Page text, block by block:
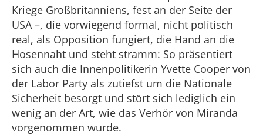
Kriege Großbritanniens, fest an der Seite der
USA –, die vorwiegend formal, nicht politisch
real, als Opposition fungiert, die Hand an die
Hosennaht und steht stramm: So präsentiert
sich auch die Innenpolitikerin Yvette Cooper von
der Labor Party als zutiefst um die Nationale
Sicherheit besorgt und stört sich lediglich ein
wenig an der Art, wie das Verhör von Miranda
vorgenommen wurde.